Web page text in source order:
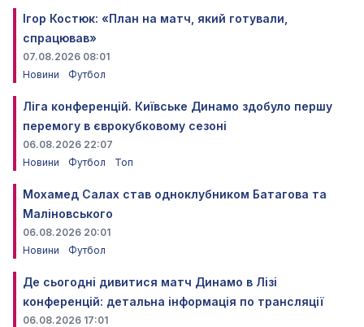
Ігор Костюк: «План на матч, який готували,
спрацював»
07.08.2026 08:01
Новини
Футбол
Ліга конференцій. Київське Динамо здобуло першу
перемогу в єврокубковому сезоні
06.08.2026 22:07
Новини
Футбол Топ
Мохамед Салах став одноклубником Батагова та
Маліновського
06.08.2026 20:01
Новини
Футбол
Де сьогодні дивитися матч Динамо в Лізі
конференцій: детальна інформація по трансляції
06.08.2026 17:01